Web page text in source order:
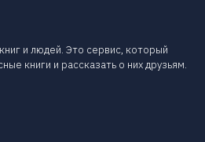
и людей. Это сервис, который
книги и рассказать о них друзьям.